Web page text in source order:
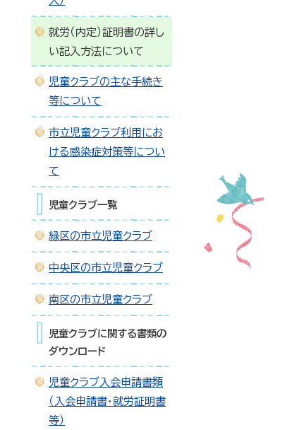
就労（内定）証明書の詳し
い記入方法について
児童クラブの主な手続き
等について
市立児童クラブ利用にお
ける感染症対策等につい
て
児童クラブ一覧
緑区の市立児童クラブ
中央区の市立児童クラブ
南区の市立児童クラブ
児童クラブに関する書類の
ダウンロード
児童クラブ入会申請書類
（入会申請書・就労証明書
等）